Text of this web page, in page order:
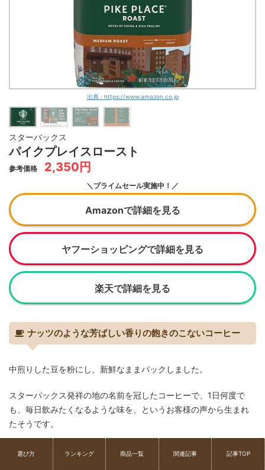
出典 : https://www.amazon.co.jp
スターバックス
パイクプレイスロースト
参考価格 2,350円
＼プライムセール実施中！／
Amazonで詳細を見る
ヤフーショッピングで詳細を見る
楽天で詳細を見る
ナッツのような芳ばしい香りの飽きのこないコーヒー
中煎りした豆を粉にし、新鮮なままパックしました。
スターバックス発祥の地の名前を冠したコーヒーで、1日何度で
も、毎日飲みたくなるような味を、というお客様の声から生まれ
たそうです。
ココアや煎ったナッツのような芳ばしい香りや、バランスの取れ
たなめらかな口当たりが特徴です。
選び方 ランキング 商品一覧 関連記事 記事TOP